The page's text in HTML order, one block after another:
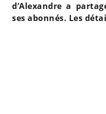
d’Alexandre a
ses abonnés. Les